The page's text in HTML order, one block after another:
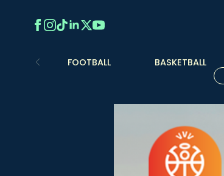
FOOTBALL BASKETBALL